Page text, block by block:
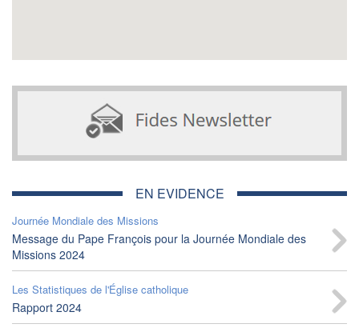
EN EVIDENCE
Journée Mondiale des Missions
Message du Pape François pour la Journée Mondiale des
Missions 2024
Les Statistiques de l'Église catholique
Rapport 2024